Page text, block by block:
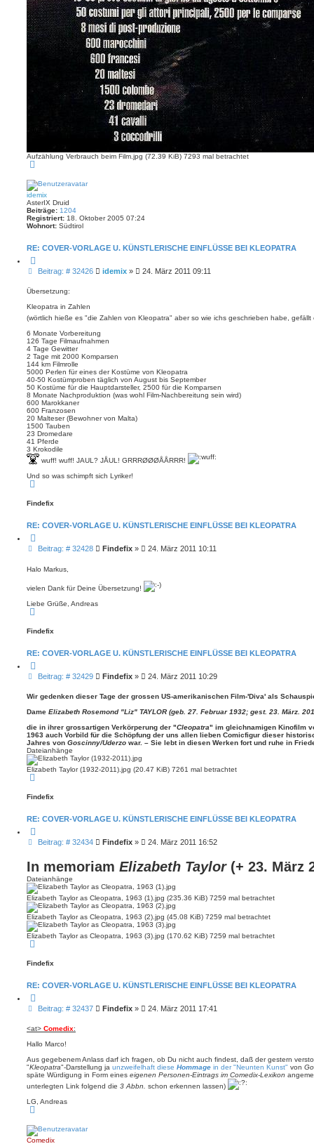
Aufzählung Verbrauch beim Film.jpg (72.39 KiB) 7293 mal betrachtet
h
o
b
e
n
idemix
AsterIX Druid
Beiträge: 1204
Registriert: 18. Oktober 2005 07:24
Wohnort: Südtirol
RE: COVER-VORLAGE U. KÜNSTLERISCHE EINFLÜSSE BEI KLEOPATRA
i
t
e
e
Beitrag: # 32426B
a
idemix» 24. März 2011 09:11
Übersetzung:
Kleopatra in Zahlen
(wörtlich hieße es "die Zahlen von Kleopatra" aber so wie ichs geschrieben habe, gefällt
6 Monate Vorbereitung
126 Tage Filmaufnahmen
4 Tage Gewitter
2 Tage mit 2000 Komparsen
144 km Filmrolle
5000 Perlen für eines der Kostüme von Kleopatra
40-50 Kostümproben täglich von August bis September
50 Kostüme für die Hauptdarsteller, 2500 für die Komparsen
8 Monate Nachproduktion (was wohl Film-Nachbereitung sein wird)
600 Marokkaner
600 Franzosen
20 Malteser (Bewohner von Malta)
1500 Tauben
23 Dromedare
41 Pferde
3 Krokodile
wuff! wuff! JAUL? JÅUL! GRRRØØØÅÅRRR!
Und so was schimpft sich Lyriker!
h
e
Findefix
RE: COVER-VORLAGE U. KÜNSTLERISCHE EINFLÜSSE BEI KLEOPATRA
i
t
e
n
Beitrag: # 32428B
r
g
Findefix» 24. März 2011 10:11
Halo Markus,
vielen Dank für Deine Übersetzung!
Liebe Grüße, Andreas
h
e
Findefix
RE: COVER-VORLAGE U. KÜNSTLERISCHE EINFLÜSSE BEI KLEOPATRA
i
t
e
e
Beitrag: # 32429B
i
r
a
g
Findefix» 24. März 2011 10:29
Wir gedenken dieser Tage der grossen US-amerikanischen Film-'Diva' als
Dame Elizabeth Rosemond "Liz" TAYLOR (geb. 27. Februar 1932; gest. 23. März.
die in ihrer grossartigen Verkörperung der "Cleopatra" im gleichnamigen Kinofilm
1963 auch Vorbild für die Schöpfung der uns allen lieben Comicfigur dieser
Jahres von Goscinny/Uderzo war. – Sie lebt in diesen Werken fort und ruhe in
Dateianhänge
Elizabeth Taylor (1932-2011).jpg (20.47 KiB) 7261 mal betrachtet
h
e
Findefix
RE: COVER-VORLAGE U. KÜNSTLERISCHE EINFLÜSSE BEI KLEOPATRA
i
t
e
n
Beitrag: # 32434B
i
t
a
g
Findefix» 24. März 2011 16:52
In memoriam Elizabeth Taylor(+ 23. März
Dateianhänge
Elizabeth Taylor as Cleopatra, 1963 (1).jpg (235.36 KiB) 7259 mal betrachtet
Elizabeth Taylor as Cleopatra, 1963 (2).jpg (45.08 KiB) 7259 mal betrachtet
Elizabeth Taylor as Cleopatra, 1963 (3).jpg (170.62 KiB) 7259 mal betrachtet
h
e
Findefix
RE: COVER-VORLAGE U. KÜNSTLERISCHE EINFLÜSSE BEI KLEOPATRA
i
t
e
e
Beitrag: # 32437B
a
g
Findefix» 24. März 2011 17:41
<at> Comedix:
Hallo Marco!
Aus gegebenem Anlass darf ich fragen, ob Du nicht auch findest, daß der gestern
"Kleopatra"-Darstellung ja unzweifelhaft diese Hommage in der "Neunten Kunst" von
späte Würdigung in Form eines eigenen Personen-Eintrags im Comedix-Lexikon
unterlegten Link folgend die 3 Abbn.
schon erkennen lassen)
LG, Andreas
h
o
Comedix